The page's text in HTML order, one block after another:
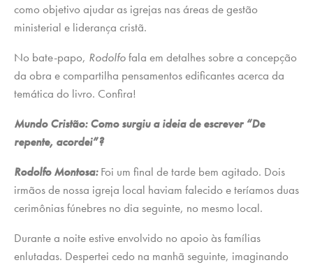
como objetivo ajudar as igrejas nas áreas de gestão
ministerial e liderança cristã.
No bate-papo, Rodolfofala em detalhes sobre a concepção
da obra e compartilha pensamentos edificantes acerca da
temática do livro. Confira!
Mundo Cristão: Como surgiu a ideia de escrever “De
repente, acordei”?
Rodolfo Montosa: Foi um final de tarde bem agitado. Dois
irmãos de nossa igreja local haviam falecido e teríamos duas
cerimônias fúnebres no dia seguinte, no mesmo local.
Durante a noite estive envolvido no apoio às famílias
enlutadas. Despertei cedo na manhã seguinte, imaginando